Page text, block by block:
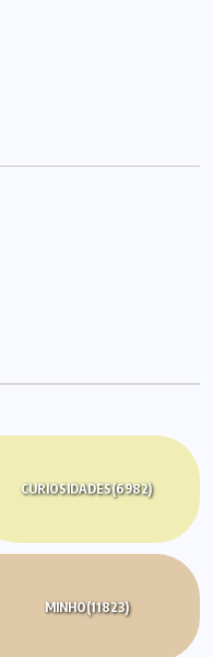
CURIOSIDADES(6982)
MINHO(11823)